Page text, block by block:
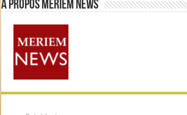
A propos Meriem News